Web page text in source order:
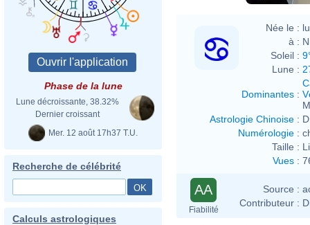
Phase de la lune
Lune décroissante, 38.32%
Dernier croissant
Mer. 12 août 17h37 T.U.
Recherche de célébrité
Calculs astrologiques
Née le :
à :
Soleil :
Lune :
Dominantes :
Astrologie Chinoise :
Numérologie :
Taille :
Vues :
AA
Fiabilité
Source :
Contributeur :